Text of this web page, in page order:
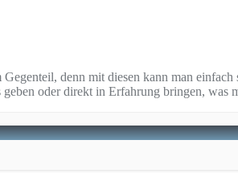
denn mit diesen kann man
oder direkt in Erfahrung bringen,